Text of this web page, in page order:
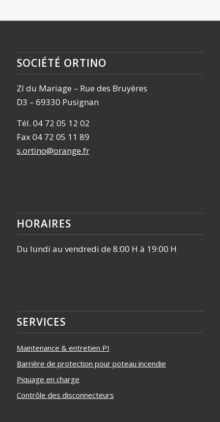
SOCIÉTÉ ORTINO
ZI du Mariage – Rue des Bruyères
D3 – 69330 Pusignan
Tél. 04 72 05 12 02
Fax 04 72 05 11 89
s.ortino@orange.fr
HORAIRES
Du lundi au vendredi de 8:00 H à 19:00 H
SERVICES
Maintenance & entretien PI
Barrière de protection pour poteau incendie
Piquage en charge
Contrôle des disconnecteurs